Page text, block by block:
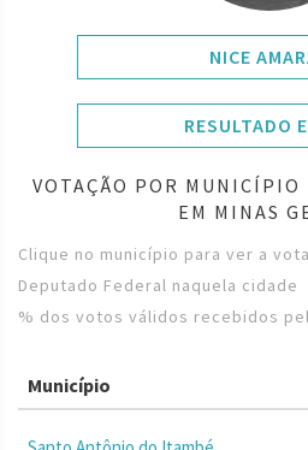
NICE
RESULTADO
VOTAÇÃO POR MUNICÍPIO
EM MINAS
Clique no município para ver a
Deputado Federal naquela cidade
% dos votos válidos recebidos
Município